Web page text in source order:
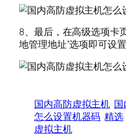
8、最后，在高级选项卡
地管理地址”选项即可设置
国内高防虚拟主机
怎么设置机器码 精选
虚拟主机